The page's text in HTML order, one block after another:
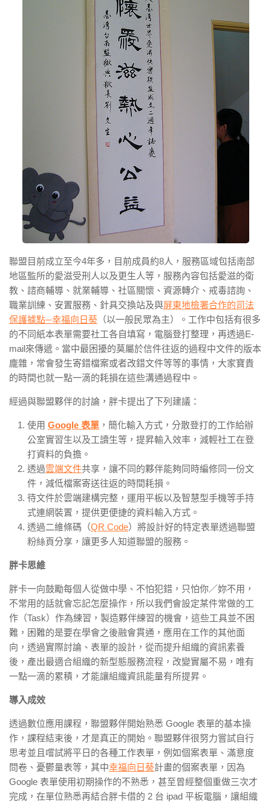
聯盟目前成立至今4年多，目前成員約8人，服務區域包括南部
地區監所的愛滋受刑人以及更生人等，服務內容包括愛滋的衛
教、諮商輔導、就業輔導、社區關懷、資源轉介、戒毒諮詢、
職業訓練、安置服務、針具交換站及與屏東地檢署合作的司法
保護據點─幸福向日葵 （以一般民眾為主）。工作中包括有很多
的不同紙本表單需要社工各自填寫，電腦登打整理，再透過E-
mail來傳遞。當中最困擾的莫屬於信件往返的過程中文件的版本
龐雜，常會發生寄錯檔案或者改錯文件等等的事情，大家寶貴
的時間也就一點一滴的耗損在這些溝通過程中。
經過與聯盟夥伴的討論，胖卡提出了下列建議：
使用 Google 表單 ，簡化輸入方式，分散登打的工作給辦
公室實習生以及工讀生等，提昇輸入效率，減輕社工在登
打資料的負擔。
透過雲端文件共享，讓不同的夥伴能夠同時編修同一份文
件，減低檔案寄送往返的時間耗損。
待文件於雲端建構完整，運用平板以及智慧型手機等手持
式連網裝置，提供更便捷的資料輸入方式。
透過二維條碼（QR Code）將設計好的特定表單透過聯盟
粉絲頁分享，讓更多人知道聯盟的服務。
胖卡思維
胖卡一向鼓勵每個人從做中學、不怕犯錯，只怕你／妳不用，
不常用的話就會忘記怎麼操作，所以我們會設定某件常做的工
作（Task）作為練習，製造夥伴練習的機會，這些工具並不困
難，困難的是要在學會之後融會貫通，應用在工作的其他面
向，透過實際討論、表單的設計，從而提升組織的資訊素養
後，產出最適合組織的新型態服務流程，改變實屬不易，唯有
一點一滴的累積，才能讓組織資訊能量有所提昇。
導入成效
透過數位應用課程，聯盟夥伴開始熟悉 Google 表單的基本操
作，課程結束後，才是真正的開始。聯盟夥伴很努力嘗試自行
思考並且嚐試將平日的各種工作表單，例如個案表單、滿意度
問卷、憂鬱量表等，其中幸福向日葵計畫的個案表單，因為
Google 表單使用初期操作的不熟悉，甚至曾經整個重做三次才
完成，在單位熟悉再結合胖卡借的 2 台 ipad 平板電腦，讓組織